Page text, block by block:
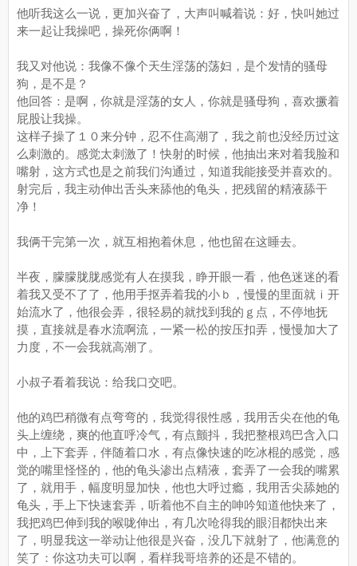
他听我这么一说，更加兴奋了，大声叫喊着说：好，快叫她过
来一起让我操吧，操死你俩啊！
我又对他说：我像不像个天生淫荡的荡妇，是个发情的骚母
狗，是不是？
他回答：是啊，你就是淫荡的女人，你就是骚母狗，喜欢撅着
屁股让我操。
这样子操了１０来分钟，忍不住高潮了，我之前也没经历过这
么刺激的。感觉太刺激了！快射的时候，他抽出来对着我脸和
嘴射，这方式也是之前我们沟通过，知道我能接受并喜欢的。
射完后，我主动伸出舌头来舔他的龟头，把残留的精液舔干
净！
我俩干完第一次，就互相抱着休息，他也留在这睡去。
半夜，朦朦胧胧感觉有人在摸我，睁开眼一看，他色迷迷的看
着我又受不了了，他用手抠弄着我的小ｂ，慢慢的里面就ｉ开
始流水了，他很会弄，很轻易的就找到我的ｇ点，不停地抚
摸，直接就是春水流啊流，一紧一松的按压扣弄，慢慢加大了
力度，不一会我就高潮了。
小叔子看着我说：给我口交吧。
他的鸡巴稍微有点弯弯的，我觉得很性感，我用舌尖在他的龟
头上缠绕，爽的他直呼冷气，有点颤抖，我把整根鸡巴含入口
中，上下套弄，伴随着口水，有点像快速的吃冰棍的感觉，感
觉的嘴里怪怪的，他的龟头渗出点精液，套弄了一会我的嘴累
了，就用手，幅度明显加快，他也大呼过瘾，我用舌尖舔她的
龟头，手上下快速套弄，听着他不自主的呻吟知道他快来了，
我把鸡巴伸到我的喉咙伸出，有几次呛得我的眼泪都快出来
了，明显我这一举动让他很是兴奋，没几下就射了，他满意的
笑了：你这功夫可以啊，看样我哥培养的还是不错的。